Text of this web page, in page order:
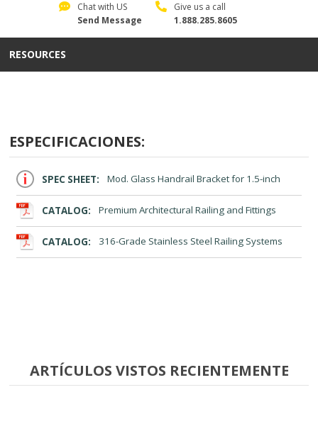
Chat with US
Send Message
Give us a call
1.888.285.8605
RESOURCES
ESPECIFICACIONES:
SPEC SHEET: Mod. Glass Handrail Bracket for 1.5-inch
CATALOG: Premium Architectural Railing and Fittings
CATALOG: 316-Grade Stainless Steel Railing Systems
ARTÍCULOS VISTOS RECIENTEMENTE